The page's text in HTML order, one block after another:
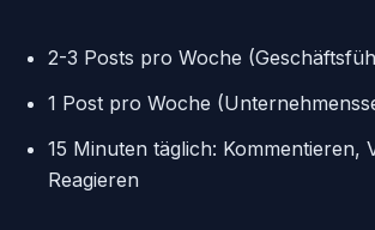
2-3 Posts pro Woche
1 Post pro Woche
15 Minuten täglich: Kommentieren,
Reagieren